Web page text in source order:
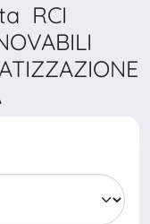
RCI